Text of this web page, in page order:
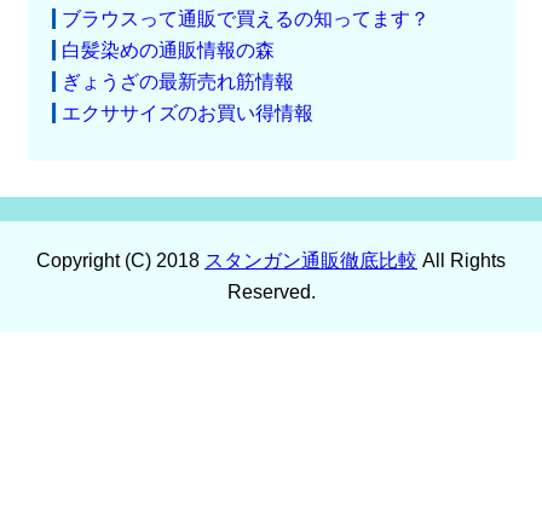
ブラウスって通販で買えるの知ってます？
白髪染めの通販情報の森
ぎょうざの最新売れ筋情報
エクササイズのお買い得情報
Copyright (C) 2018 スタンガン通販徹底比較 All Rights
Reserved.